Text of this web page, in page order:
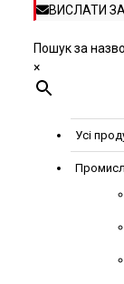
ВИСЛАТИ
Пошук за
×
Усі